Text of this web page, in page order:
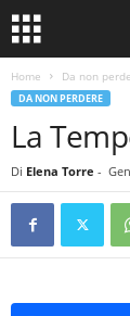
Home Da non
DA NON PERDERE
La
Di Elena Torre -